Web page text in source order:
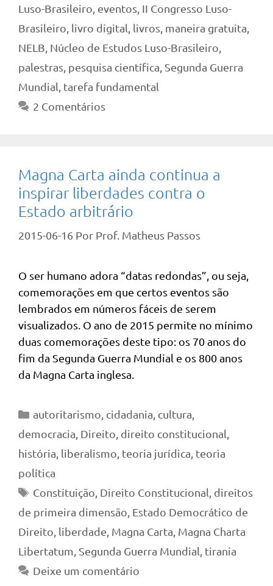
Luso-Brasileiro eventos II Congresso Luso-
Brasileiro livro digital livros maneira gratuita
NELB Núcleo de Estudos Luso-Brasileiro
palestras pesquisa científica Segunda Guerra
Mundial tarefa fundamental
2 Comentários
Magna Carta ainda continua a
inspirar liberdades contra o
Estado arbitrário
2015-06-16 Por Prof. Matheus Passos
O ser humano adora “datas redondas”, ou seja,
comemorações em que certos eventos são
lembrados em números fáceis de serem
visualizados. O ano de 2015 permite no mínimo
duas comemorações deste tipo: os 70 anos do
fim da Segunda Guerra Mundial e os 800 anos
da Magna Carta inglesa.
Categorias
autoritarismo cidadania cultura
democracia Direito direito constitucional
história liberalismo teoria jurídica teoria
política
Tags
Constituição Direito Constitucional direitos
de primeira dimensão Estado Democrático de
Direito liberdade Magna Carta Magna Charta
Libertatum Segunda Guerra Mundial tirania
Deixe um comentário